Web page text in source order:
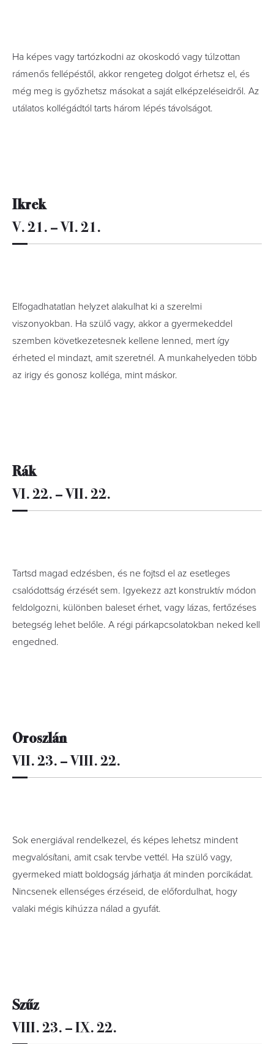
Ha képes vagy tartózkodni az okoskodó vagy túlzottan
rámenős fellépéstől, akkor rengeteg dolgot érhetsz el, és
még meg is győzhetsz másokat a saját elképzeléseidről. Az
utálatos kollégádtól tarts három lépés távolságot.
Ikrek
V. 21. – VI. 21.
Elfogadhatatlan helyzet alakulhat ki a szerelmi
viszonyokban. Ha szülő vagy, akkor a gyermekeddel
szemben következetesnek kellene lenned, mert így
érheted el mindazt, amit szeretnél. A munkahelyeden több
az irigy és gonosz kolléga, mint máskor.
Rák
VI. 22. – VII. 22.
Tartsd magad edzésben, és ne fojtsd el az esetleges
csalódottság érzését sem. Igyekezz azt konstruktív módon
feldolgozni, különben baleset érhet, vagy lázas, fertőzéses
betegség lehet belőle. A régi párkapcsolatokban neked kell
engedned.
Oroszlán
VII. 23. – VIII. 22.
Sok energiával rendelkezel, és képes lehetsz mindent
megvalósítani, amit csak tervbe vettél. Ha szülő vagy,
gyermeked miatt boldogság járhatja át minden porcikádat.
Nincsenek ellenséges érzéseid, de előfordulhat, hogy
valaki mégis kihúzza nálad a gyufát.
Szűz
VIII. 23. – IX. 22.